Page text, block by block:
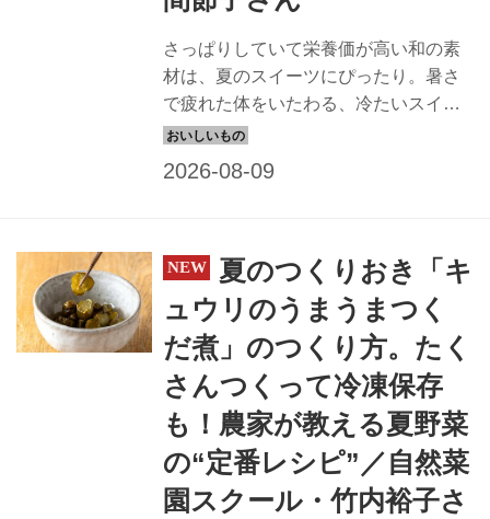
さっぱりしていて栄養価が高い和の素
材は、夏のスイーツにぴったり。暑さ
で疲れた体をいたわる、冷たいスイー
ツをお菓子研究家・本間節子さんに教
夏のつくりおき「キ
ュウリのうまうまつく
だ煮」のつくり方。たく
さんつくって冷凍保存
も！農家が教える夏野菜
の“定番レシピ”／自然菜
園スクール・竹内裕子さ